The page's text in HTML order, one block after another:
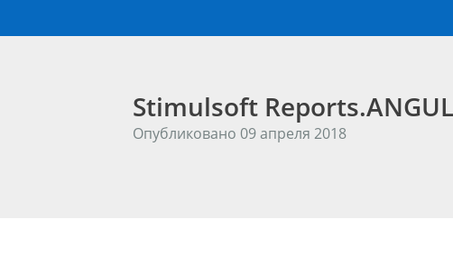
Stimulsoft
Опубликовано 09 апреля 2018